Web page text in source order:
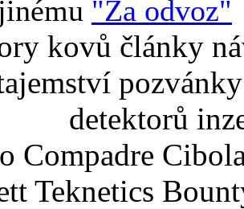
"Za odvoz"
kovů články
detektorů
Compadre
Teknetics